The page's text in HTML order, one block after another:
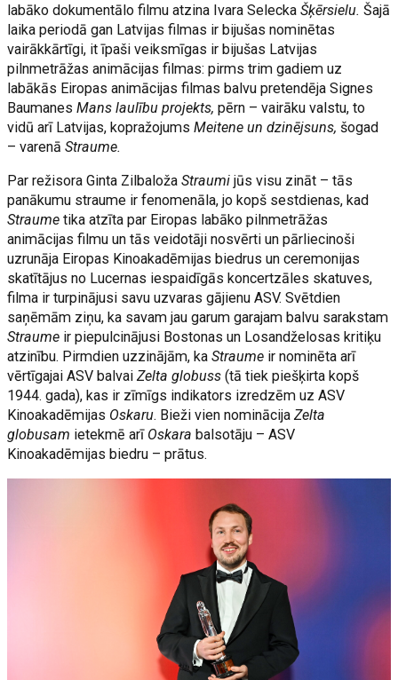
labāko dokumentālo filmu atzina Ivara Selecka Šķērsielu.Šajā
laika periodā gan Latvijas filmas ir bijušas nominētas
vairākkārtīgi, it īpaši veiksmīgas ir bijušas Latvijas
pilnmetrāžas animācijas filmas: pirms trim gadiem uz
labākās Eiropas animācijas filmas balvu pretendēja Signes
BaumanesMans laulību projekts, pērn – vairāku valstu, to
vidū arī Latvijas, kopražojumsMeitene un dzinējsuns,šogad
– varenāStraume.
Par režisora Ginta ZilbaložaStraumi jūs visu zināt – tās
panākumu straume ir fenomenāla, jo kopš sestdienas, kad
Straume tika atzīta par Eiropas labāko pilnmetrāžas
animācijas filmu un tās veidotāji nosvērti un pārliecinoši
uzrunāja Eiropas Kinoakadēmijas biedrus un ceremonijas
skatītājus no Lucernas iespaidīgās koncertzāles skatuves,
filma ir turpinājusi savu uzvaras gājienu ASV. Svētdien
saņēmām ziņu, ka savam jau garum garajam balvu sarakstam
Straume ir piepulcinājusi Bostonas un Losandželosas kritiķu
atzinību. Pirmdien uzzinājām, kaStraume ir nominēta arī
vērtīgajai ASV balvaiZelta globuss (tā tiek piešķirta kopš
1944. gada), kas ir zīmīgs indikators izredzēm uz ASV
Kinoakadēmijas Oskaru. Bieži vien nominācijaZelta
globusam ietekmē arī Oskarabalsotāju – ASV
Kinoakadēmijas biedru – prātus.